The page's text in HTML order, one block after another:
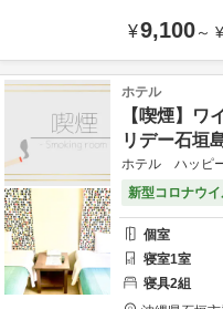
¥9,100～ ¥
ホテル
【喫煙】
リデー石垣
ホテル ハッピ
新型コロナウ
個室
寝室1室
寝具2組